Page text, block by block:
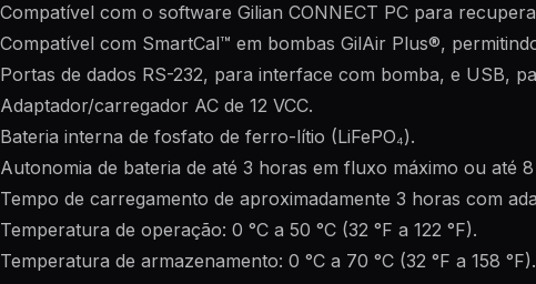
Compatível com o software Gilian CONNECT PC para
Compatível com SmartCal™ em bombas GilAir Plus®,
Portas de dados RS-232, para interface com bomba, e USB,
Adaptador/carregador AC de 12 VCC.
Bateria interna de fosfato de ferro-lítio (LiFePO₄).
Autonomia de bateria de até 3 horas em fluxo máximo ou até
Tempo de carregamento de aproximadamente 3 horas com
Temperatura de operação: 0 °C a 50 °C (32 °F a 122 °F).
Temperatura de armazenamento: 0 °C a 70 °C (32 °F a 158 °F).